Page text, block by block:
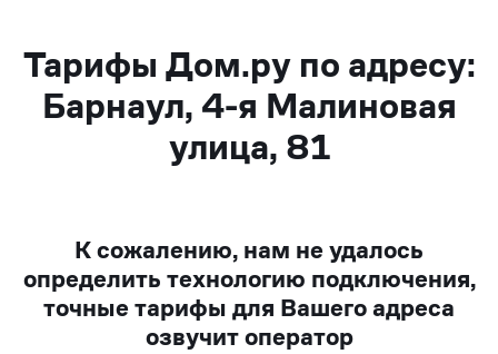
Тарифы Дом.ру по адресу:
Барнаул, 4-я Малиновая
улица, 81
К сожалению, нам не удалось
определить технологию подключения,
точные тарифы для Вашего адреса
озвучит оператор